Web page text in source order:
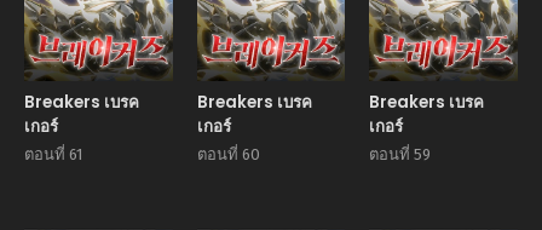
Breakers เบรค
เกอร์
ตอนที่ 61
Breakers เบรค
เกอร์
ตอนที่ 60
Breakers เบรค
เกอร์
ตอนที่ 59